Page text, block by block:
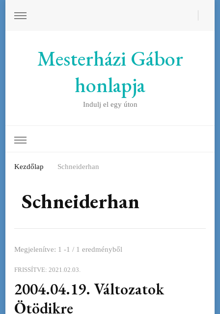
Mesterházi Gábor
honlapja
Indulj el egy úton
Kezdőlap Schneiderhan
Schneiderhan
Megjelenítve: 1 -1 / 1 eredményből
FRISSÍTVE: 2021.02.03.
2004.04.19. Változatok
Ötödikre